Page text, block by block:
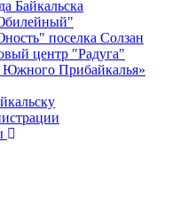
Байкальска
поселка Солзан
центр "Радуга"
Прибайкалья»